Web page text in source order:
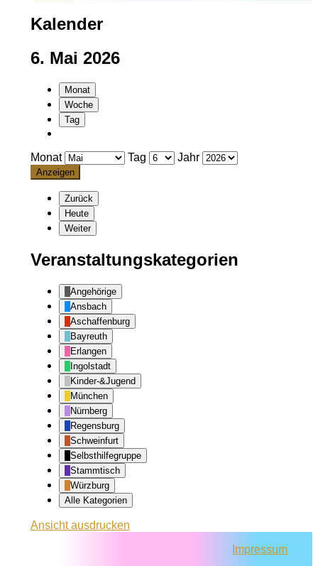
Kalender
6. Mai 2026
Monat
Woche
Tag
Monat Tag Jahr
Zurück
Heute
Weiter
Veranstaltungskategorien
Angehörige
Ansbach
Aschaffenburg
Bayreuth
Erlangen
Ingolstadt
Kinder-&Jugend
München
Nürnberg
Regensburg
Schweinfurt
Selbsthilfegruppe
Stammtisch
Würzburg
Alle Kategorien
Ansichtausdrucken
Impressum